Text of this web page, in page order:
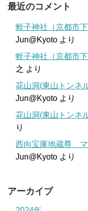
最近のコメント
蛭子神社（京都市
Jun@Kyoto より
蛭子神社（京都市
之 より
花山洞(東山トンネ
Jun@Kyoto より
花山洞(東山トンネ
り
西向宝庫地蔵尊 マ
Jun@Kyoto より
アーカイブ